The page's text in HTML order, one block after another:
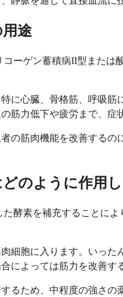
途
ーゲン蓄積病II型また
に心臓、骨格筋、呼吸
筋力低下や疲労まで、症
の筋肉機能を改善する
のように作用
酵素を補充することに
細胞に入ります。いっ
によっては筋力を改善す
るため、中程度の強さ